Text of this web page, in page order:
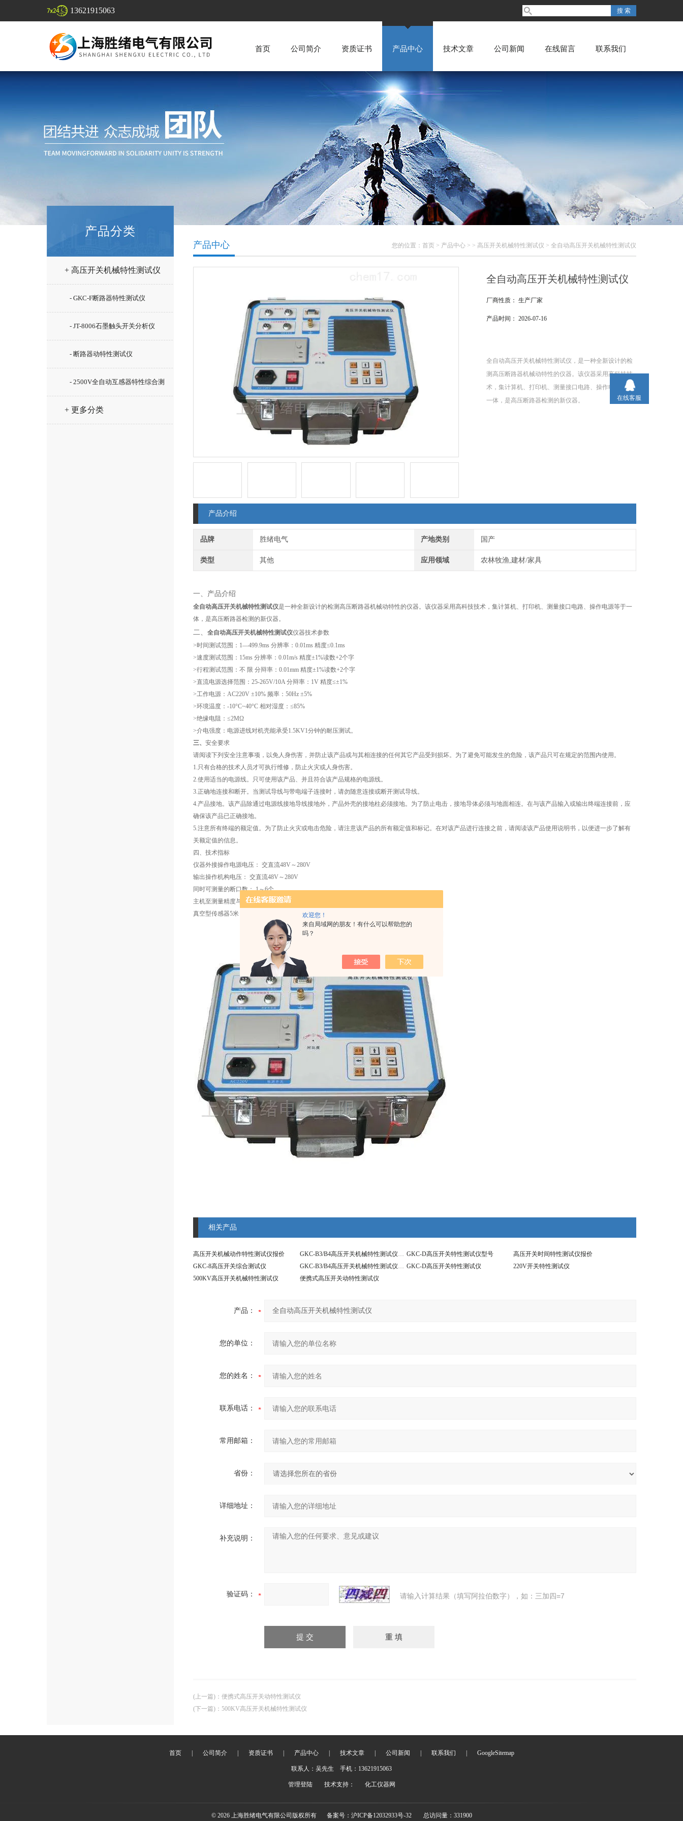
欢迎您！
来自局域网的朋友！有什么可以帮助您的
吗？
13621915063
首页 公司简介 资质证书 产品中心 技术文章 公司新闻 在线留言 联系我们
产品分类
+ 高压开关机械特性测试仪
- GKC-F断路器特性测试仪
- JT-8006石墨触头开关分析仪
- 断路器动特性测试仪
- 2500V全自动互感器特性综合测
试仪
+ 更多分类
您的位置： 首页 > 产品中心 > > 高压开关机械特性测试仪 > 全自动高压开关机械特性测试仪
产品中心
全自动高压开关机械特性测试仪
厂商性质： 生产厂家
产品时间： 2026-07-16
全自动高压开关机械特性测试仪，是一种全新设计的检
测高压断路器机械动特性的仪器。该仪器采用高科技技
术，集计算机、打印机、测量接口电路、操作电源等于
一体，是高压断路器检测的新仪器。
产品介绍
品牌 胜绪电气 产地类别 国产
类型 其他 应用领域 农林牧渔,建材/家具
一、产品介绍
全自动高压开关机械特性测试仪是一种全新设计的检测高压断路器机械动特性的仪器。该仪器采用高科技技术，集计算机、打印机、测量接口电路、操作电源等于一
体，是高压断路器检测的新仪器。
二、 全自动高压开关机械特性测试仪仪器技术参数
>时间测试范围：1—499.9ms 分辨率：0.01ms 精度≤0.1ms
>速度测试范围：15ms 分辨率：0.01m/s 精度±1%读数+2个字
>行程测试范围：不 限 分辩率：0.01mm 精度±1%读数+2个字
>直流电源选择范围：25-265V/10A 分辩率：1V 精度≤±1%
>工作电源：AC220V ±10% 频率：50Hz ±5%
>环境温度：-10°C~40°C 相对湿度：≤85%
>绝缘电阻：≤2MΩ
>介电强度：电源进线对机壳能承受1.5KV1分钟的耐压测试。
三、 安全要求
请阅读下列安全注意事项，以免人身伤害，并防止该产品或与其相连接的任何其它产品受到损坏。为了避免可能发生的危险，该产品只可在规定的范围内使用。
1.只有合格的技术人员才可执行维修，防止火灾或人身伤害。
2.使用适当的电源线。只可使用该产品、并且符合该产品规格的电源线。
3.正确地连接和断开。当测试导线与带电端子连接时，请勿随意连接或断开测试导线。
4.产品接地。该产品除通过电源线接地导线接地外，产品外壳的接地柱必须接地。为了防止电击，接地导体必须与地面相连。在与该产品输入或输出终端连接前，应
确保该产品已正确接地。
5.注意所有终端的额定值。为了防止火灾或电击危险，请注意该产品的所有额定值和标记。在对该产品进行连接之前，请阅读该产品使用说明书，以便进一步了解有
关额定值的信息。
四、技术指标
仪器外接操作电源电压： 交直流48V～280V
输出操作机构电压： 交直流48V～280V
同时可测量的断口数： 1～6个
主机至测量精度与误差传感器距离： 机械型传感器10米
真空型传感器5米
相关产品
高压开关机械动作特性测试仪报价 GKC-B3/B4高压开关机械特性测试仪型号 GKC-D高压开关特性测试仪型号
高压开关时间特性测试仪报价
GKC-8高压开关综合测试仪
GKC-B3/B4高压开关机械特性测试仪报价 GKC-D高压开关特性测试仪
220V开关特性测试仪
500KV高压开关机械特性测试仪
便携式高压开关动特性测试仪
产品：
您的单位：
您的姓名：
联系电话：
常用邮箱：
省份：
详细地址：
补充说明：
验证码： 请输入计算结果（填写阿拉伯数字），如：三加四=7
(上一篇) ： 便携式高压开关动特性测试仪
(下一篇) ： 500KV高压开关机械特性测试仪
首页 公司简介 资质证书 产品中心 技术文章 公司新闻 联系我们 GoogleSitemap
联系人：吴先生 手机：13621915063
管理登陆 技术支持： 化工仪器网
© 2026 上海胜绪电气有限公司版权所有 备案号：沪ICP备12032933号-32 总访问量：331900
在线客服